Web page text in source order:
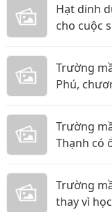
Hạt dinh
cho cuộc
Trường
Phú,
Trường
Thạnh có
Trường
thay vì